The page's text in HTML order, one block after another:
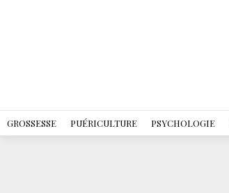
GROSSESSE PUÉRICULTURE PSYCHOLOGIE